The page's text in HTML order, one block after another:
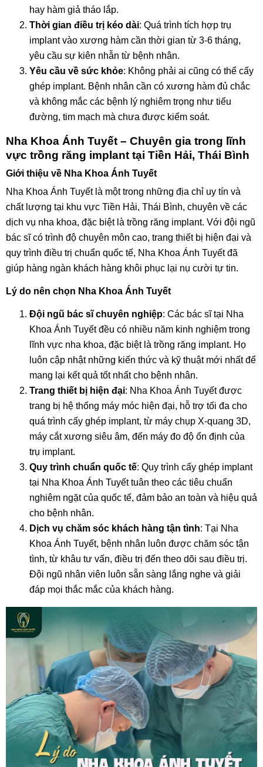
hay hàm giả tháo lắp.
Thời gian điều trị kéo dài: Quá trình tích hợp trụ
implant vào xương hàm cần thời gian từ 3-6 tháng,
yêu cầu sự kiên nhẫn từ bệnh nhân.
Yêu cầu về sức khỏe: Không phải ai cũng có thể cấy
ghép implant. Bệnh nhân cần có xương hàm đủ chắc
và không mắc các bệnh lý nghiêm trọng như tiểu
đường, tim mạch mà chưa được kiểm soát.
Nha Khoa Ánh Tuyết – Chuyên gia trong lĩnh
vực trồng răng implant tại Tiền Hải, Thái Bình
Giới thiệu về Nha Khoa Ánh Tuyết
Nha Khoa Ánh Tuyết là một trong những địa chỉ uy tín và
chất lượng tại khu vực Tiền Hải, Thái Bình, chuyên về các
dịch vụ nha khoa, đặc biệt là trồng răng implant. Với đội ngũ
bác sĩ có trình độ chuyên môn cao, trang thiết bị hiện đại và
quy trình điều trị chuẩn quốc tế, Nha Khoa Ánh Tuyết đã
giúp hàng ngàn khách hàng khôi phục lại nụ cười tự tin.
Lý do nên chọn Nha Khoa Ánh Tuyết
Đội ngũ bác sĩ chuyên nghiệp: Các bác sĩ tại Nha
Khoa Ánh Tuyết đều có nhiều năm kinh nghiệm trong
lĩnh vực nha khoa, đặc biệt là trồng răng implant. Họ
luôn cập nhật những kiến thức và kỹ thuật mới nhất để
mang lại kết quả tốt nhất cho bệnh nhân.
Trang thiết bị hiện đại: Nha Khoa Ánh Tuyết được
trang bị hệ thống máy móc hiện đại, hỗ trợ tối đa cho
quá trình cấy ghép implant, từ máy chụp X-quang 3D,
máy cắt xương siêu âm, đến máy đo độ ổn định của
trụ implant.
Quy trình chuẩn quốc tế: Quy trình cấy ghép implant
tại Nha Khoa Ánh Tuyết tuân theo các tiêu chuẩn
nghiêm ngặt của quốc tế, đảm bảo an toàn và hiệu quả
cho bệnh nhân.
Dịch vụ chăm sóc khách hàng tận tình: Tại Nha
Khoa Ánh Tuyết, bệnh nhân luôn được chăm sóc tận
tình, từ khâu tư vấn, điều trị đến theo dõi sau điều trị.
Đội ngũ nhân viên luôn sẵn sàng lắng nghe và giải
đáp mọi thắc mắc của khách hàng.